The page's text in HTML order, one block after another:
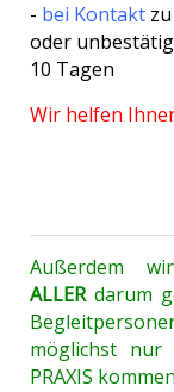
- bei Kontakt
oder
10 Tagen
Wir helfen
Außerdem
ALLERdarum
möglichst nur
PRAXIS